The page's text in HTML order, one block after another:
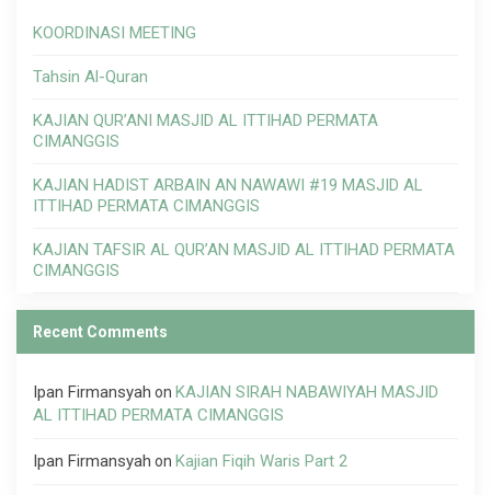
KOORDINASI MEETING
Tahsin Al-Quran
KAJIAN QUR’ANI MASJID AL ITTIHAD PERMATA
CIMANGGIS
KAJIAN HADIST ARBAIN AN NAWAWI #19 MASJID AL
ITTIHAD PERMATA CIMANGGIS
KAJIAN TAFSIR AL QUR’AN MASJID AL ITTIHAD PERMATA
CIMANGGIS
Recent Comments
Ipan Firmansyah on KAJIAN SIRAH NABAWIYAH MASJID
AL ITTIHAD PERMATA CIMANGGIS
Ipan Firmansyah on Kajian Fiqih Waris Part 2